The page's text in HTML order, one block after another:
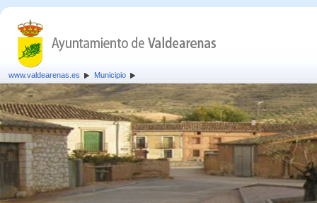
www.valdearenas.es Municipio